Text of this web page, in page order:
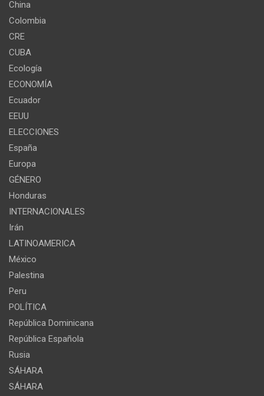
China
Colombia
CRE
CUBA
Ecología
ECONOMÍA
Ecuador
EEUU
ELECCIONES
España
Europa
GÉNERO
Honduras
INTERNACIONALES
Irán
LATINOAMERICA
México
Palestina
Peru
POLÍTICA
República Dominicana
República Española
Rusia
SÁHARA
SÁHARA